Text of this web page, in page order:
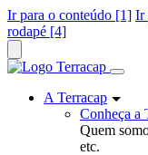
Ir para o conteúdo [1] Ir
rodapé [4]
A Terracap
Conheça a
Quem
etc.